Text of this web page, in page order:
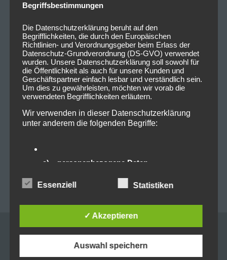
gibt es ab 48,95 € bei den bekannten
Vorverkaufsstellen.
Tags: Fegefeuer, Feuerschwanz, Konzert,
Löwensaal, Nürnberg
0 0
Beitragsnavigation
PREVIOUS POST
14 Versengold
@Backstage München
@Olympiahalle München
Leave a reply
Begriffsbestimmungen
Die Datenschutzerklärung beruht auf den
Begrifflichkeiten, die durch den Europäischen
Richtlinien- und Verordnungsgeber beim Erlass der
Datenschutz-Grundverordnung (DS-GVO) verwendet
wurden. Unsere Datenschutzerklärung soll sowohl für
die Öffentlichkeit als auch für unsere Kunden und
Geschäftspartner einfach lesbar und verständlich sein.
Um dies zu gewährleisten, möchten wir vorab die
verwendeten Begrifflichkeiten erläutern.
Wir verwenden in dieser Datenschutzerklärung
unter anderem die folgenden Begriffe:
a) personenbezogene Daten
Personenbezogene Daten sind alle
„betroffene Person") beziehen. Als identifizierbar
wird eine natürliche Person angesehen, die direkt
oder indirekt, insbesondere mittels Zuordnung zu
einer Kennung wie einem Namen, zu einer
Kennnummer, zu Standortdaten, zu einer Online-
Essenziell Statistiken
✓ Akzeptieren
Auswahl speichern